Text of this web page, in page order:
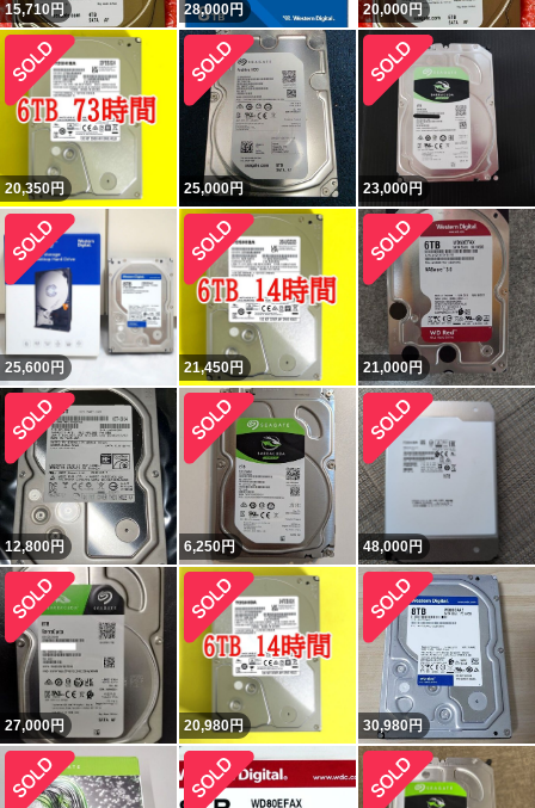
15,710円 28,000円 20,000円
20,350円 25,000円 23,000円
25,600円 21,450円 21,000円
12,800円 6,250円 48,000円
27,000円 20,980円 30,980円